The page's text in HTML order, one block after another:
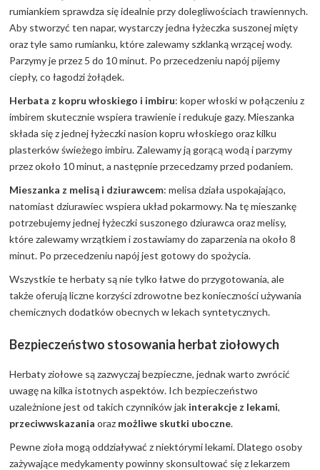
rumiankiem sprawdza się idealnie przy dolegliwościach trawiennych.
Aby stworzyć ten napar, wystarczy jedna łyżeczka suszonej mięty
oraz tyle samo rumianku, które zalewamy szklanką wrzącej wody.
Parzymy je przez 5 do 10 minut. Po przecedzeniu napój pijemy
ciepły, co łagodzi żołądek.
Herbata z kopru włoskiego i imbiru: koper włoski w połączeniu z
imbirem skutecznie wspiera trawienie i redukuje gazy. Mieszanka
składa się z jednej łyżeczki nasion kopru włoskiego oraz kilku
plasterków świeżego imbiru. Zalewamy ją gorącą wodą i parzymy
przez około 10 minut, a następnie przecedzamy przed podaniem.
Mieszanka z melisą i dziurawcem: melisa działa uspokajająco,
natomiast dziurawiec wspiera układ pokarmowy. Na tę mieszankę
potrzebujemy jednej łyżeczki suszonego dziurawca oraz melisy,
które zalewamy wrzątkiem i zostawiamy do zaparzenia na około 8
minut. Po przecedzeniu napój jest gotowy do spożycia.
Wszystkie te herbaty są nie tylko łatwe do przygotowania, ale
także oferują liczne korzyści zdrowotne bez konieczności używania
chemicznych dodatków obecnych w lekach syntetycznych.
Bezpieczeństwo stosowania herbat ziołowych
Herbaty ziołowe są zazwyczaj bezpieczne, jednak warto zwrócić
uwagę na kilka istotnych aspektów. Ich bezpieczeństwo
uzależnione jest od takich czynników jak interakcje z lekami,
przeciwwskazania oraz możliwe skutki uboczne.
Pewne zioła mogą oddziaływać z niektórymi lekami. Dlatego osoby
zażywające medykamenty powinny skonsultować się z lekarzem